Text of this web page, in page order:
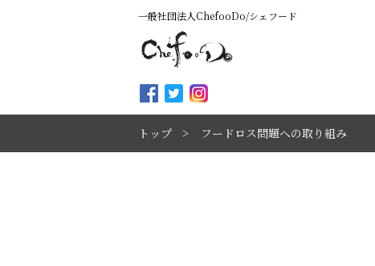
一般社団法人ChefooDo/シェフード
トップ フードロス問題への取り組み